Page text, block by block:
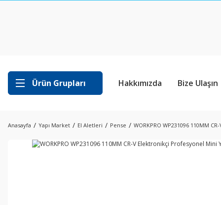
Ürün Grupları Hakkımızda Bize Ulaşın
Anasayfa Yapı Market El Aletleri Pense WORKPRO WP231096 110MM